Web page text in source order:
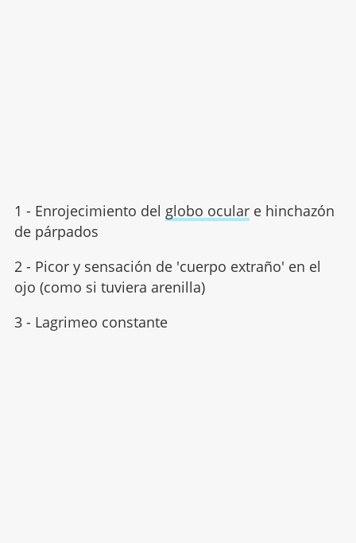
1 - Enrojecimiento del globo oculare hinchazón
de párpados
2 - Picor y sensación de 'cuerpo extraño' en el
ojo (como si tuviera arenilla)
3 - Lagrimeo constante